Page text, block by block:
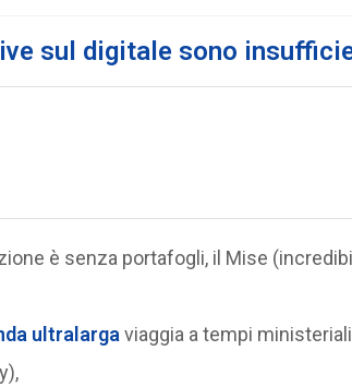
sul digitale sono
è senza portafogli, il Mise
ultralarga viaggia a tempi